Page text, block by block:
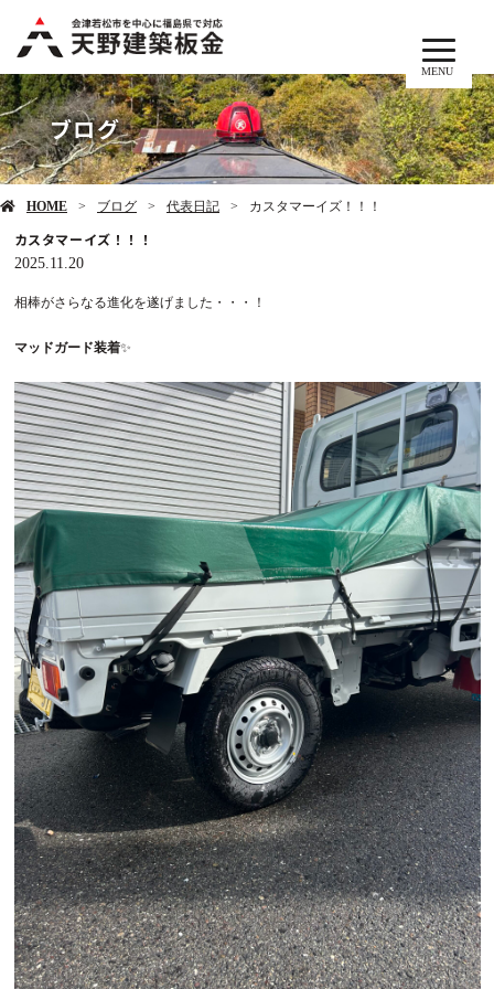
MENU
ブログ
HOME ブログ 代表日記 カスタマーイズ！！！
カスタマーイズ！！！
2025.11.20
相棒がさらなる進化を遂げました・・・！
マッドガード装着✨